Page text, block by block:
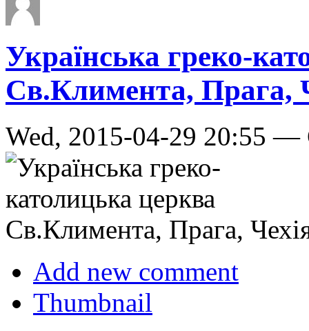
Українська греко-
Св.Климента, Прага,
Wed, 2015-04-29 20:55 —
Add new comment
Thumbnail